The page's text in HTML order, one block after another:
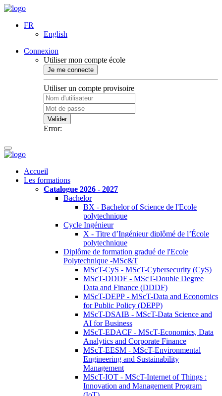
FR
English
Connexion
Utiliser mon compte école
Je me connecte
Utiliser un compte provisoire
Valider
Error:
Accueil
Les formations
Catalogue 2026 - 2027
Bachelor
BX - Bachelor of Science de l'Ecole
polytechnique
Cycle Ingénieur
X - Titre d’Ingénieur diplômé de l’École
polytechnique
Diplôme de formation gradué de l'Ecole
Polytechnique -MSc&T
MScT-CyS - MScT-Cybersecurity (CyS)
MScT-DDDF - MScT-Double Degree
Data and Finance (DDDF)
MScT-DEPP - MScT-Data and Economics
for Public Policy (DEPP)
MScT-DSAIB - MScT-Data Science and
AI for Business
MScT-EDACF - MScT-Economics, Data
Analytics and Corporate Finance
MScT-EESM - MScT-Environmental
Engineering and Sustainability
Management
MScT-IOT - MScT-Internet of Things :
Innovation and Management Program